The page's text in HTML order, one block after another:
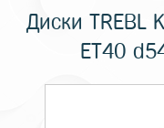
Диски TREBL
ET40